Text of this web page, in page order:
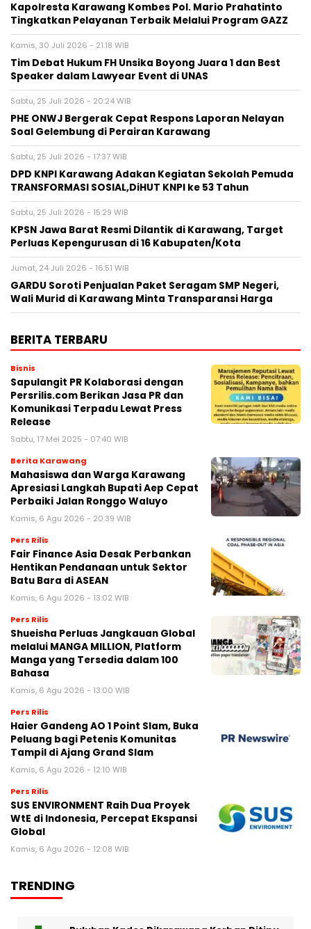
Kapolresta Karawang Kombes Pol. Mario Prahatinto
Tingkatkan Pelayanan Terbaik Melalui Program GAZZ
Kamis, 30 Juli 2026 - 21:18 WIB
​Tim Debat Hukum FH Unsika Boyong Juara 1 dan Best
Speaker dalam Lawyear Event di UNAS
Sabtu, 25 Juli 2026 - 20:24 WIB
PHE ONWJ Bergerak Cepat Respons Laporan Nelayan
Soal Gelembung di Perairan Karawang
Sabtu, 25 Juli 2026 - 17:37 WIB
DPD KNPI Karawang Adakan Kegiatan Sekolah Pemuda
TRANSFORMASI SOSIAL,DiHUT KNPI ke 53 Tahun
Sabtu, 25 Juli 2026 - 15:29 WIB
KPSN Jawa Barat Resmi Dilantik di Karawang, Target
Perluas Kepengurusan di 16 Kabupaten/Kota
Jumat, 24 Juli 2026 - 16:51 WIB
GARDU Soroti Penjualan Paket Seragam SMP Negeri,
Wali Murid di Karawang Minta Transparansi Harga
BERITA TERBARU
Bisnis
Sapulangit PR Kolaborasi dengan
Persrilis.com Berikan Jasa PR dan
Komunikasi Terpadu Lewat Press
Release
Sabtu, 17 Mei 2025 - 07:40 WIB
Berita Karawang
Mahasiswa dan Warga Karawang
Apresiasi Langkah Bupati Aep Cepat
Perbaiki Jalan Ronggo Waluyo
Kamis, 6 Agu 2026 - 20:39 WIB
Pers Rilis
Fair Finance Asia Desak Perbankan
Hentikan Pendanaan untuk Sektor
Batu Bara di ASEAN
Kamis, 6 Agu 2026 - 13:02 WIB
Pers Rilis
Shueisha Perluas Jangkauan Global
melalui MANGA MILLION, Platform
Manga yang Tersedia dalam 100
Bahasa
Kamis, 6 Agu 2026 - 13:00 WIB
Pers Rilis
Haier Gandeng AO 1 Point Slam, Buka
Peluang bagi Petenis Komunitas
Tampil di Ajang Grand Slam
Kamis, 6 Agu 2026 - 12:10 WIB
Pers Rilis
SUS ENVIRONMENT Raih Dua Proyek
WtE di Indonesia, Percepat Ekspansi
Global
Kamis, 6 Agu 2026 - 12:08 WIB
TRENDING